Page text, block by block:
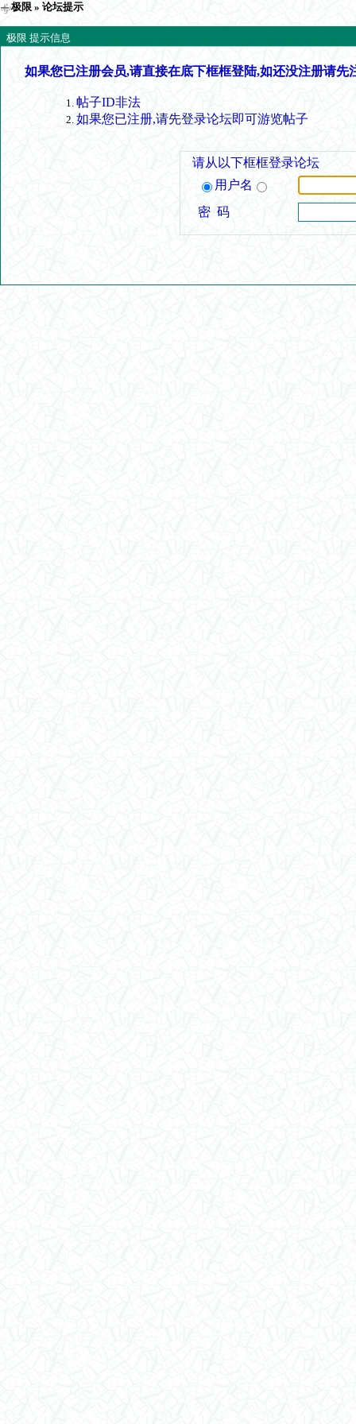
极限 » 论坛提示
极限 提示信息
如果您已注册会员,请直接在底下框框登陆,如还没注册请先
帖子ID非法
如果您已注册,请先登录论坛即可游览帖子
请从以下框框登录论坛
用户名
密 码